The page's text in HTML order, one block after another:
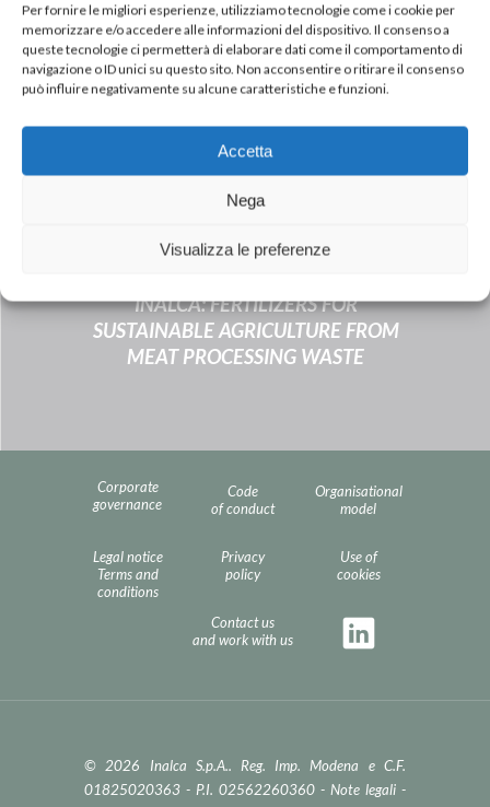
Per fornire le migliori esperienze, utilizziamo tecnologie come i cookie per
memorizzare e/o accedere alle informazioni del dispositivo. Il consenso a
queste tecnologie ci permetterà di elaborare dati come il comportamento di
navigazione o ID unici su questo sito. Non acconsentire o ritirare il consenso
può influire negativamente su alcune caratteristiche e funzioni.
Accetta
Nega
Visualizza le preferenze
Leggeri
INALCA: FERTILIZERS FOR
SUSTAINABLE AGRICULTURE FROM
MEAT PROCESSING WASTE
Corporate
governance
Code
of conduct
Organisational
model
Legal notice
Terms and
conditions
Privacy
policy
Use of
cookies
Contact us
and work with us
© 2026 Inalca S.p.A.. Reg. Imp. Modena e C.F.
01825020363 - P.I. 02562260360 - Note legali-